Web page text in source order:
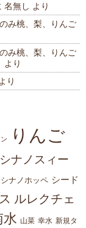
名無し より
み桃、梨、りんご
み桃、梨、りんご
より
より
りんご
シナノスィー
シナノホッペ シード
ルレクチェ
水 山菜 幸水 新規タ